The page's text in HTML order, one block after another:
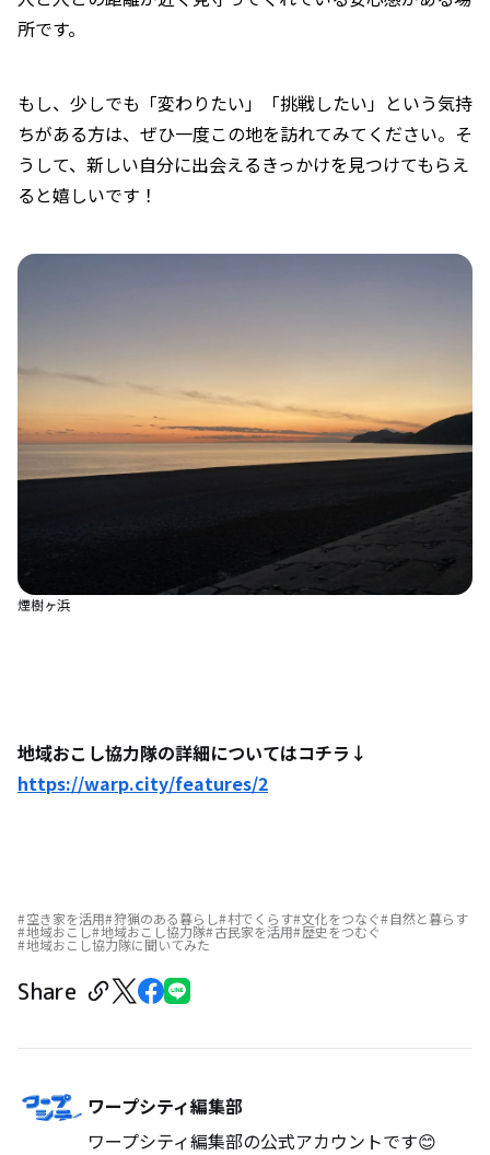
所です。
もし、少しでも「変わりたい」「挑戦したい」という気持
ちがある方は、ぜひ一度この地を訪れてみてください。そ
うして、新しい自分に出会えるきっかけを見つけてもらえ
ると嬉しいです！
煙樹ヶ浜
地域おこし協力隊の詳細についてはコチラ↓
https://warp.city/features/2
空き家を活用 狩猟のある暮らし 村でくらす 文化をつなぐ 自然と暮らす
地域おこし 地域おこし協力隊 古民家を活用 歴史をつむぐ
地域おこし協力隊に聞いてみた
Share
ワープシティ編集部
ワープシティ編集部の公式アカウントです😊